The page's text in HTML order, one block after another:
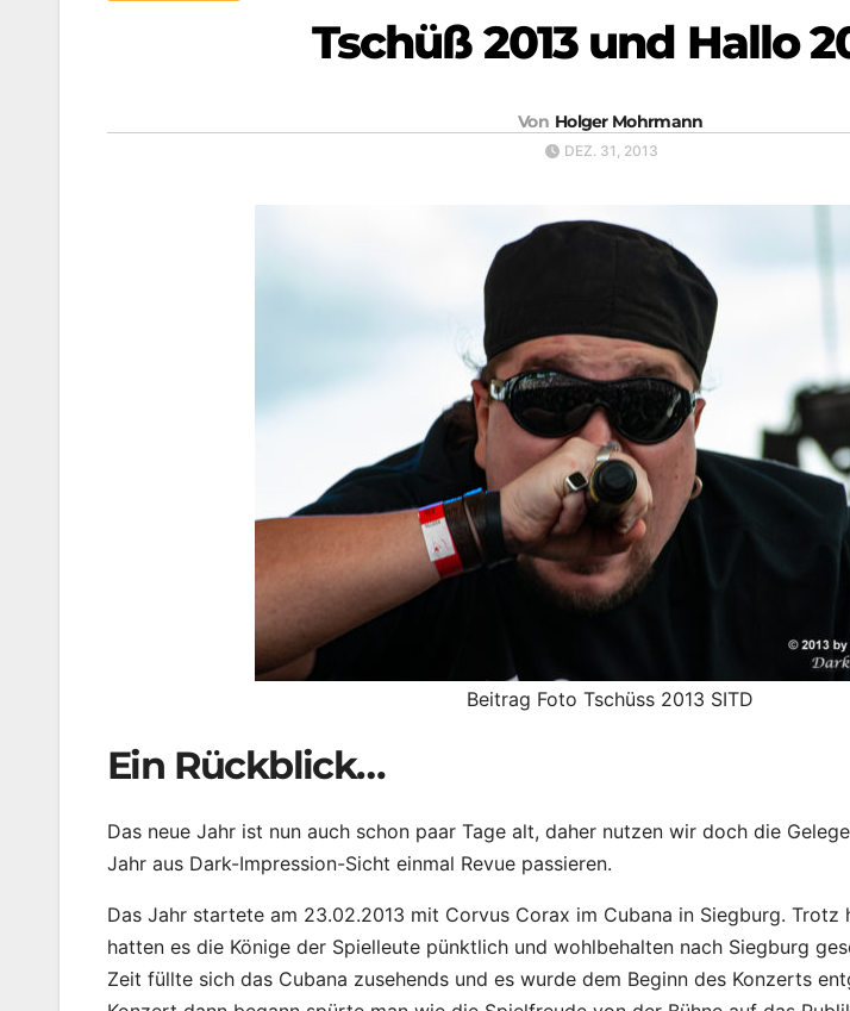
Tschüß 2013 und Hallo
Von Holger Mohrmann
DEZ. 31, 2013
Beitrag Foto Tschüss 2013 SITD
Ein Rückblick…
Das neue Jahr ist nun auch schon paar Tage alt, daher nutzen wir doch die
Jahr aus Dark-Impression-Sicht einmal Revue passieren.
Das Jahr startete am 23.02.2013 mit Corvus Corax im Cubana in Siegburg. Trotz
hatten es die Könige der Spielleute pünktlich und wohlbehalten nach Siegburg
Zeit füllte sich das Cubana zusehends und es wurde dem Beginn des Konzerts